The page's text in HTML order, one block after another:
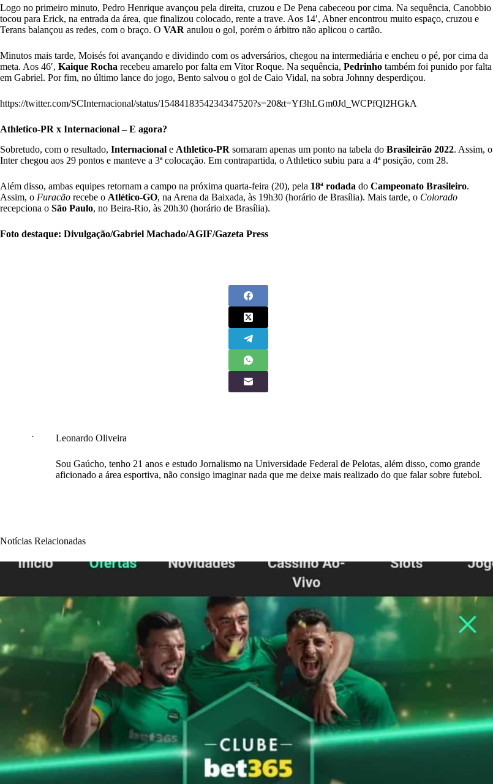
Logo no primeiro minuto, Pedro Henrique avançou pela direita, cruzou e De Pena cabeceou por cima. Na sequência, Canobbio
tocou para Erick, na entrada da área, que finalizou colocado, rente a trave. Aos 14′, Abner encontrou muito espaço, cruzou e
Terans balançou as redes, com o braço. O VAR anulou o gol, porém o árbitro não aplicou o cartão.
Minutos mais tarde, Moisés foi avançando e dividindo com os adversários, chegou na intermediária e encheu o pé, por cima da
meta. Aos 46′, Kaique Rocha recebeu amarelo por falta em Vitor Roque. Na sequência, Pedrinho também foi punido por falta
em Gabriel. Por fim, no último lance do jogo, Bento salvou o gol de Caio Vidal, na sobra Johnny desperdiçou.
https://twitter.com/SCInternacional/status/1548418354234347520?s=20&t=Yf3hLGm0Jd_WCPfQl2HGkA
Athletico-PR x Internacional – E agora?
Sobretudo, com o resultado, Internacional e Athletico-PR somaram apenas um ponto na tabela do Brasileirão 2022. Assim, o
Inter chegou aos 29 pontos e manteve a 3ª colocação. Em contrapartida, o Athletico subiu para a 4ª posição, com 28.
Além disso, ambas equipes retornam a campo na próxima quarta-feira (20), pela 18ª rodada do Campeonato Brasileiro.
Assim, o Furacão recebe o Atlético-GO, na Arena da Baixada, às 19h30 (horário de Brasília). Mais tarde, o Colorado
recepciona o São Paulo, no Beira-Rio, às 20h30 (horário de Brasília).
Foto destaque: Divulgação/Gabriel Machado/AGIF/Gazeta Press
Leonardo Oliveira
Sou Gaúcho, tenho 21 anos e estudo Jornalismo na Universidade Federal de Pelotas, além disso, como grande
aficionado a área esportiva, não consigo imaginar nada que me deixe mais realizado do que falar sobre futebol.
Notícias Relacionadas